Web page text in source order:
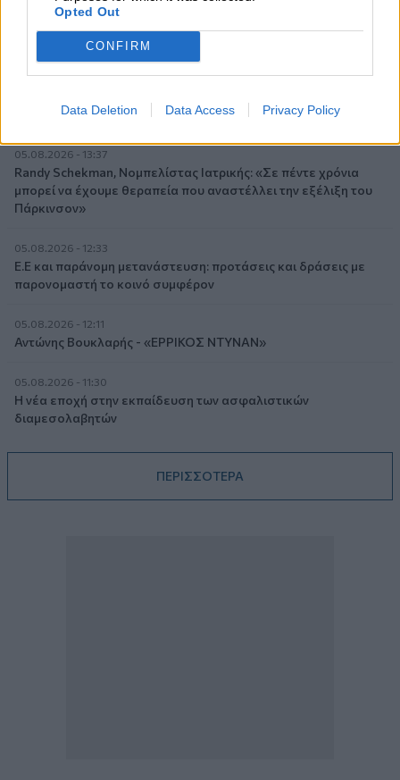
Opted Out
CONFIRM
Data Deletion Data Access Privacy Policy
06.08.2026 - 08:40
Η γαλλική «ψήφος» στο «καλώδιο» και τα συμφέροντα, οι
ελληνικές τράπεζες «πρωταθλήτριες» στα δάνεια, νέο deal
05.08.2026 - 13:37
Randy Schekman, Νομπελίστας Ιατρικής: «Σε πέντε χρόνια
μπορεί να έχουμε θεραπεία που αναστέλλει την εξέλιξη του
Πάρκινσον»
05.08.2026 - 12:33
Ε.Ε και παράνομη μετανάστευση: προτάσεις και δράσεις με
παρονομαστή το κοινό συμφέρον
05.08.2026 - 12:11
Αντώνης Βουκλαρής - «ΕΡΡΙΚΟΣ ΝΤΥΝΑΝ»
05.08.2026 - 11:30
Η νέα εποχή στην εκπαίδευση των ασφαλιστικών
διαμεσολαβητών
ΠΕΡΙΣΣΟΤΕΡΑ